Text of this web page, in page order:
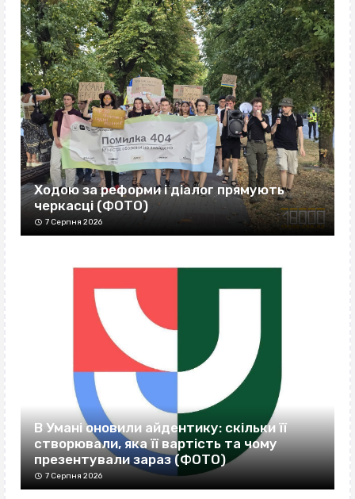
Ходою за реформи і діалог прямують
черкасці (ФОТО)
7 Серпня 2026
В Умані оновили айдентику: скільки її
створювали, яка її вартість та чому
презентували зараз (ФОТО)
7 Серпня 2026